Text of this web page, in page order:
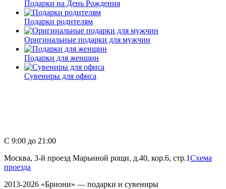
Подарки на День Рождения
Подарки родителям
Оригинальные подарки для мужчин
Подарки для женщин
Сувениры для офиса
С 9:00 до 21:00
Москва, 3-й проезд Марьиной рощи, д.40, кор.6, стр.1Схема
проезда
2013-2026 «Бриони» — подарки и сувениры